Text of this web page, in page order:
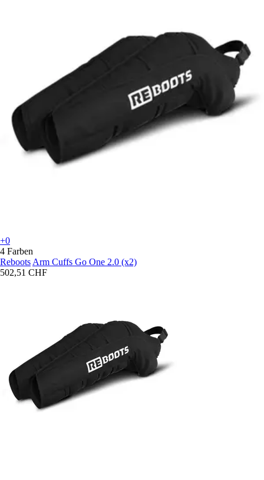
+0
4 Farben
Reboots Arm Cuffs Go One 2.0 (x2)
502,51 CHF